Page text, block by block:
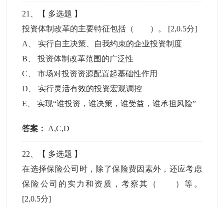
21 、【 多选题 】
投资体制改革的主要特征包括（ ）。 [2,0.5分]
A
实行自主决策、自我约束的企业投资制度
B 、投资体制改革范围的广泛性
C 、市场对投资资源配置起基础性作用
D
实行灵活有效的投资宏观调控
E
实现“谁投资，谁决策，谁受益，谁承担风险”
答案： A,C,D
22 、【 多选题 】
在选择保险公司时，除了保险费因素外，还应考虑
保险公司的实力和资质，考察其（ ）等。
[2,0.5分]